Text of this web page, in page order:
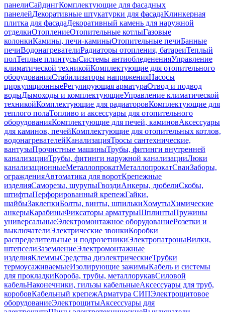
панелиСайдингКомплектующие для фасадных
панелейДекоративные штукатурки для фасадаКлинкерная
плитка для фасадаДекоративный камень для наружной
отделкиОтоплениеОтопительные котлыГазовые
колонкиКамины, печи-каминыОтопительные печиБанные
печиВодонагревателиРадиаторы отопления, батареиТеплый
полТеплые плинтусыСистемы антиобледененияУправление
климатической техникойКомплектующие для отопительного
оборудованияСтабилизаторы напряженияНасосы
циркуляционныеРегулирующая арматураОтвод и подвод
водыДымоходы и комплектующиеУправление климатической
техникойКомплектующие для радиаторовКомплектующие для
теплого полаТопливо и аксессуары для отопительного
оборудованияКомплектующие для печей, каминовАксессуары
для каминов, печейКомплектующие для отопительных котлов,
водонагревателейКанализацияТросы сантехнические,
вантузыПрочистные машиныТрубы, фитинги внутренней
канализацииТрубы, фитинги наружной канализацииЛюки
канализационныеМеталлопрокатМеталлопрокатСваиЗаборы,
огражденияАвтоматика для воротКрепежные
изделияСаморезы, шурупыГвоздиАнкеры, дюбелиСкобы,
штифтыПерфорированный крепежГайки,
шайбыЗаклепкиБолты, винты, шпилькиХомутыХимические
анкерыКарабиныФиксаторы арматурыШплинтыПружины
универсальныеЭлектромонтажное оборудованиеРозетки и
выключателиЭлектрические звонкиКоробки
распределительные и подрозетникиЭлектропатроныВилки,
штепселиЗаземлениеЭлектромонтажные
изделияКлеммыСредства диэлектрическиеТрубки
термоусаживаемыеИзолирующие зажимыКабель и системы
для прокладкиКороба, трубы, металлорукавСиловой
кабельНаконечники, гильзы кабельныеАксессуары для труб,
коробовКабельный крепежАрматура СИПЭлектрощитовое
оборудованиеЭлектрощитыАксессуары для